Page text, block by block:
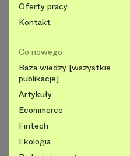
Oferty pracy
Kontakt
Co nowego
Baza wiedzy [wszystkie
publikacje]
Artykuły
Ecommerce
Fintech
Ekologia